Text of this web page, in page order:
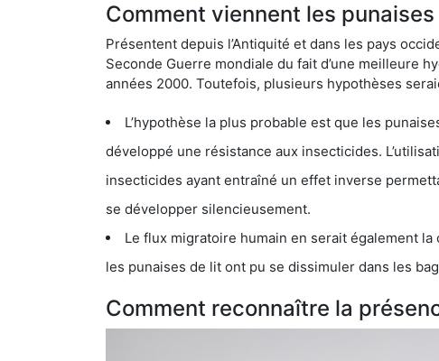
Comment viennent les
Présentent depuis l’Antiquité et dans les pays
Seconde Guerre mondiale du fait d’une meilleure
années 2000. Toutefois, plusieurs hypothèses
L’hypothèse la plus probable est que les punaises de lit
développé une résistance aux insecticides. L’utilisation excessive
insecticides ayant entraîné un effet inverse permettant donc aux
se développer silencieusement.
Le flux migratoire humain en serait également la cause. Il
les punaises de lit ont pu se dissimuler dans les bagages de
Comment reconnaître la